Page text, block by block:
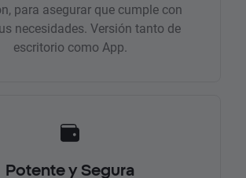
para asegurar que cumple con
necesidades. Versión tanto de
escritorio como App.
Potente y Segura